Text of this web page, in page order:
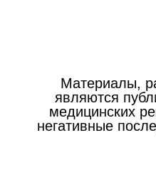
Материалы,
являются
медицинских
негативные